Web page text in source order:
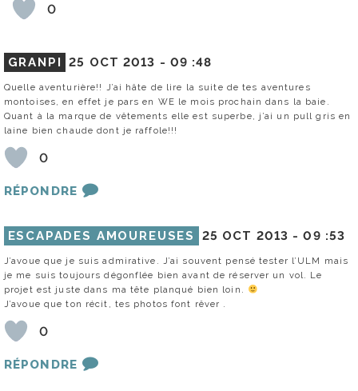
0
GRANPI 25 OCT 2013 - 09 :48
Quelle aventurière!! J’ai hâte de lire la suite de tes aventures
montoises, en effet je pars en WE le mois prochain dans la baie.
Quant à la marque de vêtements elle est superbe, j’ai un pull gris en
laine bien chaude dont je raffole!!!
0
RÉPONDRE
ESCAPADES AMOUREUSES 25 OCT 2013 -09 :53
J’avoue que je suis admirative. J’ai souvent pensé tester l’ULM mais
je me suis toujours dégonflée bien avant de réserver un vol. Le
projet est juste dans ma tête planqué bien loin.
J’avoue que ton récit, tes photos font rêver .
0
RÉPONDRE